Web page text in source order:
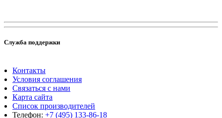
Служба поддержки
Контакты
Условия соглашения
Связаться с нами
Карта сайта
Список производителей
Телефон: +7 (495) 133-86-18